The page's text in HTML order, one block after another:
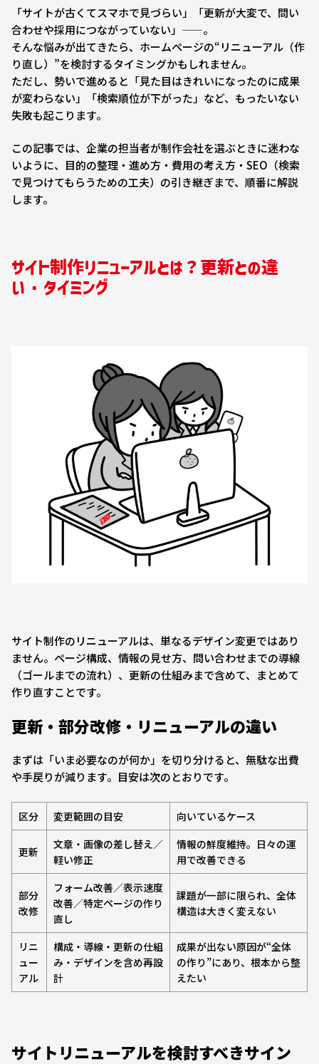
「サイトが古くてスマホで見づらい」「更新が大変で、問い
合わせや採用につながっていない」——。
そんな悩みが出てきたら、ホームページの“リニューアル（作
り直し）”を検討するタイミングかもしれません。
ただし、勢いで進めると「見た目はきれいになったのに成果
が変わらない」「検索順位が下がった」など、もったいない
失敗も起こります。
この記事では、企業の担当者が制作会社を選ぶときに迷わな
いように、目的の整理・進め方・費用の考え方・SEO（検索
で見つけてもらうための工夫）の引き継ぎまで、順番に解説
します。
サイト制作リニューアルとは？更新との違
い・タイミング
サイト制作のリニューアルは、単なるデザイン変更ではあり
ません。ページ構成、情報の見せ方、問い合わせまでの導線
（ゴールまでの流れ）、更新の仕組みまで含めて、まとめて
作り直すことです。
更新・部分改修・リニューアルの違い
まずは「いま必要なのが何か」を切り分けると、無駄な出費
や手戻りが減ります。目安は次のとおりです。
区分 変更範囲の目安 向いているケース
更新
文章・画像の差し替え／
軽い修正
情報の鮮度維持。日々の運
用で改善できる
部分
改修
フォーム改善／表示速度
改善／特定ページの作り
直し
課題が一部に限られ、全体
構造は大きく変えない
リニ
ュー
アル
構成・導線・更新の仕組
み・デザインを含め再設
計
成果が出ない原因が“全体
の作り”にあり、根本から整
えたい
サイトリニューアルを検討すべきサイン